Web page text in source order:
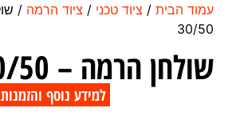
עמוד הבית / ציוד טכני / ציוד הרמה
30/50
שולחן הרמה – SYTJ 30/50
למידע נוסף והזמנות